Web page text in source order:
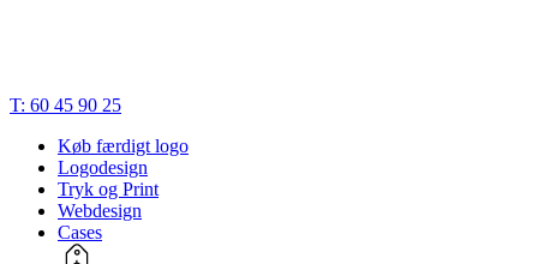
Close
T: 60 45 90 25
Køb færdigt logo
Logodesign
Tryk og Print
Webdesign
Cases